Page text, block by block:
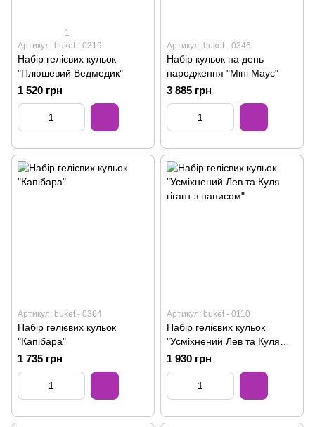
1
Артикул: buket - 0319
Набір гелієвих кульок
"Плюшевий Ведмедик"
1 520 грн
Артикул: buket - 0346
Набір кульок на день
народження "Міні Маус"
3 885 грн
Артикул: buket - 0364
Набір гелієвих кульок
"Капібара"
1 735 грн
Артикул: buket - 0110
Набір гелієвих кульок
"Усміхнений Лев та Куля
гігант з написом"
1 930 грн